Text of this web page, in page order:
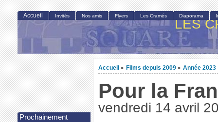
LES
Accueil > Films depuis 2009 > Année 2023
Pour la
vendredi 14 avril
Accueil Invités Nos amis Flyers Les Cramés Diaporama
Prochainement